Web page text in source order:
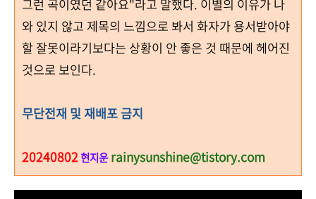
그런 곡이였던 같아요"라고 말했다. 이별의 이유가 나
와 있지 않고 제목의 느낌으로 봐서 화자가 용서받아야
할 잘못이라기보다는 상황이 안 좋은 것 때문에 헤어진
것으로 보인다.
무단전재 및 재배포 금지
20240802현지운 rainysunshine@tistory.com